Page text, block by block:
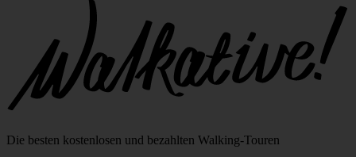
Die besten kostenlosen und bezahlten Walking‑Touren